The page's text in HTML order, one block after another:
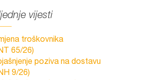
vijesti
troškovnika
65/26)
poziva na dostavu
9/26)